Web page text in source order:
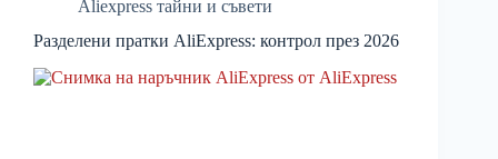
Aliexpress тайни и съвети
Разделени пратки AliExpress: контрол през 2026